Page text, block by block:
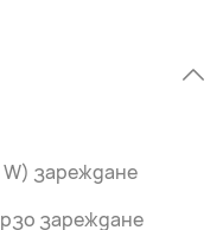
W) зареждане
зареждане